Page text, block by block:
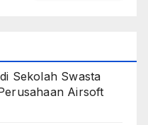
Sekolah Swasta
Airsoft